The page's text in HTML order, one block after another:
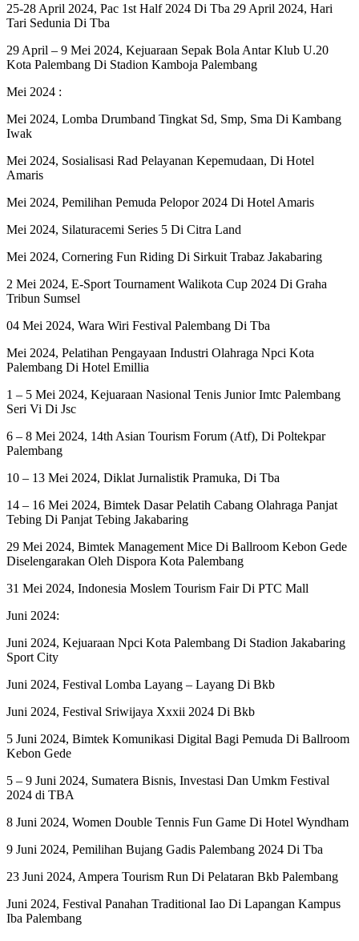
25-28 April 2024, Pac 1st Half 2024 Di Tba 29 April 2024, Hari
Tari Sedunia Di Tba
29 April – 9 Mei 2024, Kejuaraan Sepak Bola Antar Klub U.20
Kota Palembang Di Stadion Kamboja Palembang
Mei 2024 :
Mei 2024, Lomba Drumband Tingkat Sd, Smp, Sma Di Kambang
Iwak
Mei 2024, Sosialisasi Rad Pelayanan Kepemudaan, Di Hotel
Amaris
Mei 2024, Pemilihan Pemuda Pelopor 2024 Di Hotel Amaris
Mei 2024, Silaturacemi Series 5 Di Citra Land
Mei 2024, Cornering Fun Riding Di Sirkuit Trabaz Jakabaring
2 Mei 2024, E-Sport Tournament Walikota Cup 2024 Di Graha
Tribun Sumsel
04 Mei 2024, Wara Wiri Festival Palembang Di Tba
Mei 2024, Pelatihan Pengayaan Industri Olahraga Npci Kota
Palembang Di Hotel Emillia
1 – 5 Mei 2024, Kejuaraan Nasional Tenis Junior Imtc Palembang
Seri Vi Di Jsc
6 – 8 Mei 2024, 14th Asian Tourism Forum (Atf), Di Poltekpar
Palembang
10 – 13 Mei 2024, Diklat Jurnalistik Pramuka, Di Tba
14 – 16 Mei 2024, Bimtek Dasar Pelatih Cabang Olahraga Panjat
Tebing Di Panjat Tebing Jakabaring
29 Mei 2024, Bimtek Management Mice Di Ballroom Kebon Gede
Diselengarakan Oleh Dispora Kota Palembang
31 Mei 2024, Indonesia Moslem Tourism Fair Di PTC Mall
Juni 2024:
Juni 2024, Kejuaraan Npci Kota Palembang Di Stadion Jakabaring
Sport City
Juni 2024, Festival Lomba Layang – Layang Di Bkb
Juni 2024, Festival Sriwijaya Xxxii 2024 Di Bkb
5 Juni 2024, Bimtek Komunikasi Digital Bagi Pemuda Di Ballroom
Kebon Gede
5 – 9 Juni 2024, Sumatera Bisnis, Investasi Dan Umkm Festival
2024 di TBA
8 Juni 2024, Women Double Tennis Fun Game Di Hotel Wyndham
9 Juni 2024, Pemilihan Bujang Gadis Palembang 2024 Di Tba
23 Juni 2024, Ampera Tourism Run Di Pelataran Bkb Palembang
Juni 2024, Festival Panahan Traditional Iao Di Lapangan Kampus
Iba Palembang